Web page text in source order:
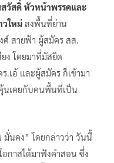
วัสดิ์ หัวหน้าพรรคและ
วใหม่ ลงพื้นที่ย่าน
สายฟ้า ผู้สมัคร สส.
ง โดยมาที่มัสยิด
.เอ้ และผู้สมัคร ก็เข้ามา
นเคยกับคนพื้นที่เป็น
มั่นคง” โดยกล่าวว่า วันนี้
กาสได้มาฟังคำสอน ซึ่ง